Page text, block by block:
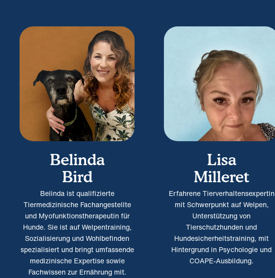
Belinda
Bird
Belinda ist qualifizierte
Tiermedizinische Fachangestellte
und Myofunktionstherapeutin für
Hunde. Sie ist auf Welpentraining,
Sozialisierung und Wohlbefinden
spezialisiert und bringt umfassende
medizinische Expertise sowie
Fachwissen zur Ernährung mit.
Lisa
Milleret
Erfahrene Tierverhaltensexpertin
mit Schwerpunkt auf Welpen,
Unterstützung von
Tierschutzhunden und
Hundesicherheitstraining, mit
Hintergrund in Psychologie und
COAPE-Ausbildung.